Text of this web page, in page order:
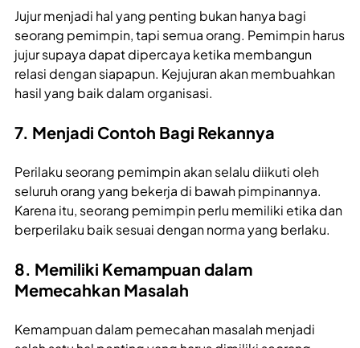
Jujur menjadi hal yang penting bukan hanya bagi
seorang pemimpin, tapi semua orang. Pemimpin harus
jujur supaya dapat dipercaya ketika membangun
relasi dengan siapapun. Kejujuran akan membuahkan
hasil yang baik dalam organisasi.
7. Menjadi Contoh Bagi Rekannya
Perilaku seorang pemimpin akan selalu diikuti oleh
seluruh orang yang bekerja di bawah pimpinannya.
Karena itu, seorang pemimpin perlu memiliki etika dan
berperilaku baik sesuai dengan norma yang berlaku.
8. Memiliki Kemampuan dalam
Memecahkan Masalah
Kemampuan dalam pemecahan masalah menjadi